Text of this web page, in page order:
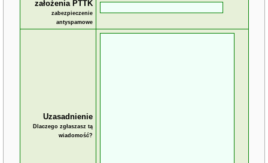
założenia PTTK
zabezpieczenie
antyspamowe
Uzasadnienie
Dlaczego zgłaszasz tą
wiadomość?